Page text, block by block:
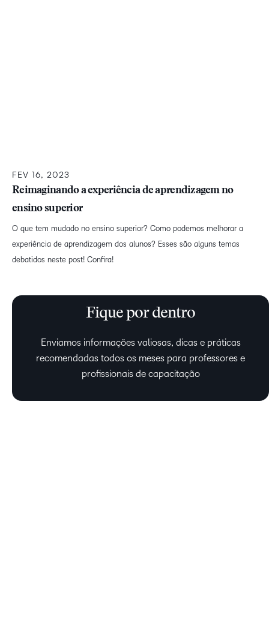
FEV 16, 2023
Reimaginando a experiência de aprendizagem no
ensino superior
O que tem mudado no ensino superior? Como podemos melhorar a
experiência de aprendizagem dos alunos? Esses são alguns temas
debatidos neste post! Confira!
Fique por dentro
Enviamos informações valiosas, dicas e práticas
recomendadas todos os meses para professores e
profissionais de capacitação